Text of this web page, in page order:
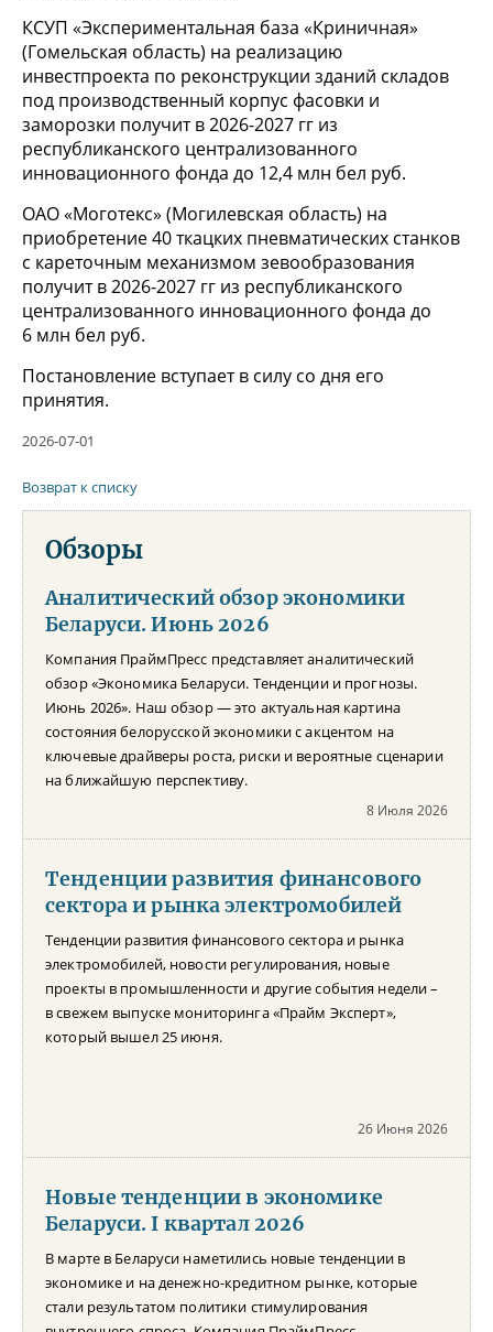
КСУП «Экспериментальная база «Криничная»
(Гомельская область) на реализацию
инвестпроекта по реконструкции зданий складов
под производственный корпус фасовки и
заморозки получит в 2026-2027 гг из
республиканского централизованного
инновационного фонда до 12,4 млн бел руб.
ОАО «Моготекс» (Могилевская область) на
приобретение 40 ткацких пневматических станков
с кареточным механизмом зевообразования
получит в 2026-2027 гг из республиканского
централизованного инновационного фонда до
6 млн бел руб.
Постановление вступает в силу со дня его
принятия.
2026-07-01
Возврат к списку
Обзоры
Аналитический обзор экономики
Беларуси. Июнь 2026
Компания ПраймПресс представляет аналитический
обзор «Экономика Беларуси. Тенденции и прогнозы.
Июнь 2026». Наш обзор — это актуальная картина
состояния белорусской экономики с акцентом на
ключевые драйверы роста, риски и вероятные сценарии
на ближайшую перспективу.
8 Июля 2026
Тенденции развития финансового
сектора и рынка электромобилей
Тенденции развития финансового сектора и рынка
электромобилей, новости регулирования, новые
проекты в промышленности и другие события недели –
в свежем выпуске мониторинга «Прайм Эксперт»,
который вышел 25 июня.
26 Июня 2026
Новые тенденции в экономике
Беларуси. I квартал 2026
В марте в Беларуси наметились новые тенденции в
экономике и на денежно-кредитном рынке, которые
стали результатом политики стимулирования